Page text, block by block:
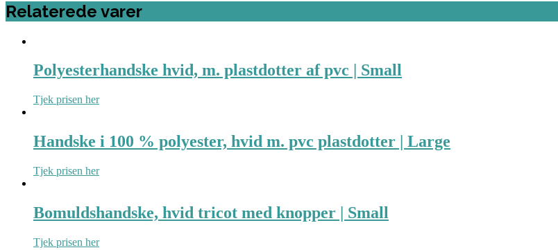
Relaterede varer
Polyesterhandske hvid, m. plastdotter af pvc | Small
Tjek prisen her
Handske i 100 % polyester, hvid m. pvc plastdotter | Large
Tjek prisen her
Bomuldshandske, hvid tricot med knopper | Small
Tjek prisen her